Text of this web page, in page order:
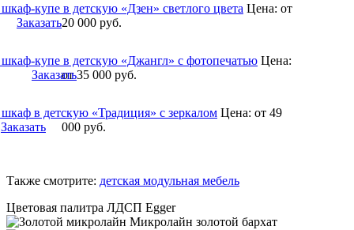
купе в детскую «Дзен» светлого цвета Цена: от
20 000руб.
Заказать
купе в детскую «Джангл» с фотопечатью Цена:
от 35 000руб.
Заказать
в детскую «Традиция» с зеркалом Цена: от 49
000руб.
Заказать
Также смотрите: детская модульная мебель
Цветовая палитра ЛДСП Egger
Микролайн золотой бархат